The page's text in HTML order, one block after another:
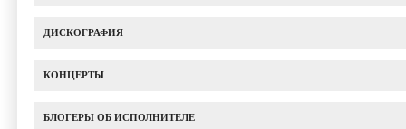
ДИСКОГРАФИЯ
КОНЦЕРТЫ
БЛОГЕРЫ ОБ ИСПОЛНИТЕЛЕ